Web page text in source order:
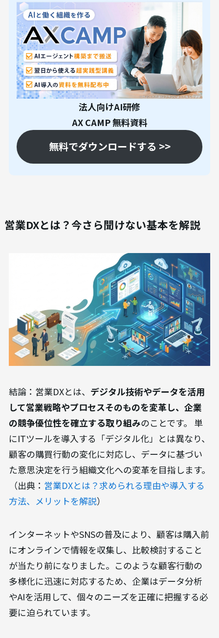
法人向けAI研修
AX CAMP 無料資料
無料でダウンロードする >>
営業DXとは？今さら聞けない基本を解説
結論：営業DXとは、 デジタル技術やデータを活用
して営業戦略やプロセスそのものを変革し、企業
の競争優位性を確立する取り組みのことです。 単
にITツールを導入する「デジタル化」とは異なり、
顧客の購買行動の変化に対応し、データに基づい
た意思決定を行う組織文化への変革を目指します。
（出典： 営業DXとは？求められる理由や導入する
方法、メリットを解説）
インターネットやSNSの普及により、顧客は購入前
にオンラインで情報を収集し、比較検討すること
が当たり前になりました。このような顧客行動の
多様化に迅速に対応するため、企業はデータ分析
やAIを活用して、個々のニーズを正確に把握する必
要に迫られています。